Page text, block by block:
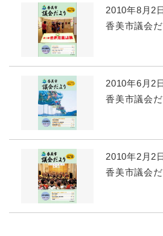
2010年8月2
香美市議会
2010年6月2
香美市議会
2010年2月2
香美市議会